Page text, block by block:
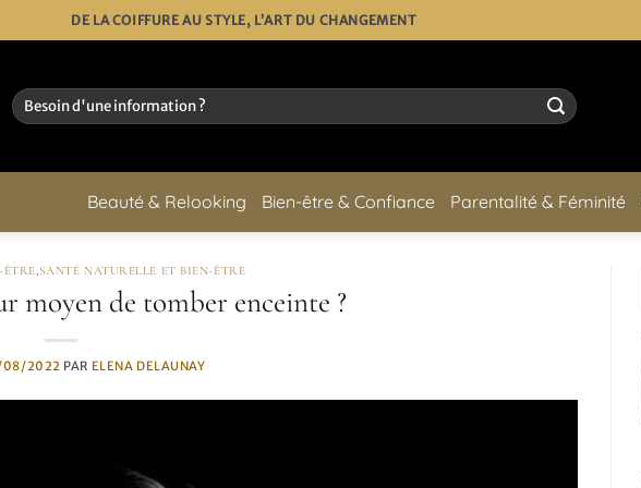
DE LA COIFFURE AU STYLE, L’ART DU CHANGEMENT
Beauté & Relooking Bien-être & Confiance Parentalité & Féminité
ÊTRE,SANTÉ NATURELLE ET BIEN-ÊTRE
moyen de tomber enceinte ?
08/2022 PAR ELENA DELAUNAY